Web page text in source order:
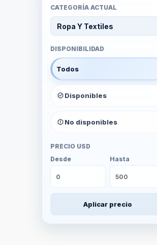
CATEGORÍA ACTUAL
Ropa Y Textiles
DISPONIBILIDAD
Todos
Disponibles
No disponibles
PRECIO USD
Desde
Hasta
Aplicar precio